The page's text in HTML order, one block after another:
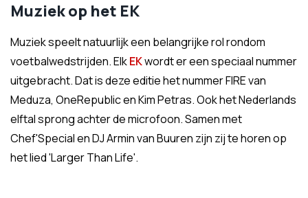
Muziek op het EK
Muziek speelt natuurlijk een belangrijke rol rondom
voetbalwedstrijden. ElkEKwordt er een speciaal nummer
uitgebracht. Dat is deze editie het nummer FIRE van
Meduza, OneRepublic en Kim Petras. Ook het Nederlands
elftal sprong achter de microfoon. Samen met
Chef'Special en DJ Armin van Buuren zijn zij te horen op
het lied 'Larger Than Life'.